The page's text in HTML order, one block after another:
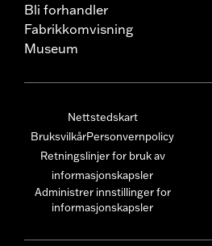
Bli forhandler
Fabrikkomvisning
Museum
Nettstedskart
BruksvilkårPersonvernpolicy
Retningslinjer for bruk av
informasjonskapsler
Administrer innstillinger for
informasjonskapsler